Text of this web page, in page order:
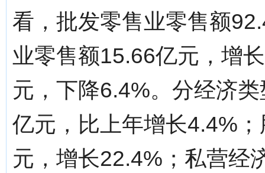
看，批发零售业零售额
业零售额15.66亿元，增
元，下降6.4%。分经济
亿元，比上年增长4.4%
元，增长22.4%；私营经